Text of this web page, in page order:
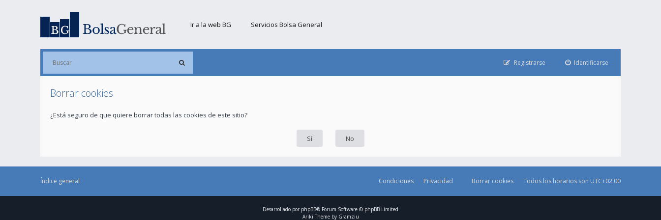
Ir a la web BG Servicios Bolsa General
Identificarse
Registrarse
Borrar cookies
¿Está seguro de que quiere borrar todas las cookies de este sitio?
Índice general Todos los horarios son UTC+02:00
Borrar cookies
Privacidad
Condiciones
Desarrollado por phpBB® Forum Software © phpBB Limited
Ariki Theme by Gramziu